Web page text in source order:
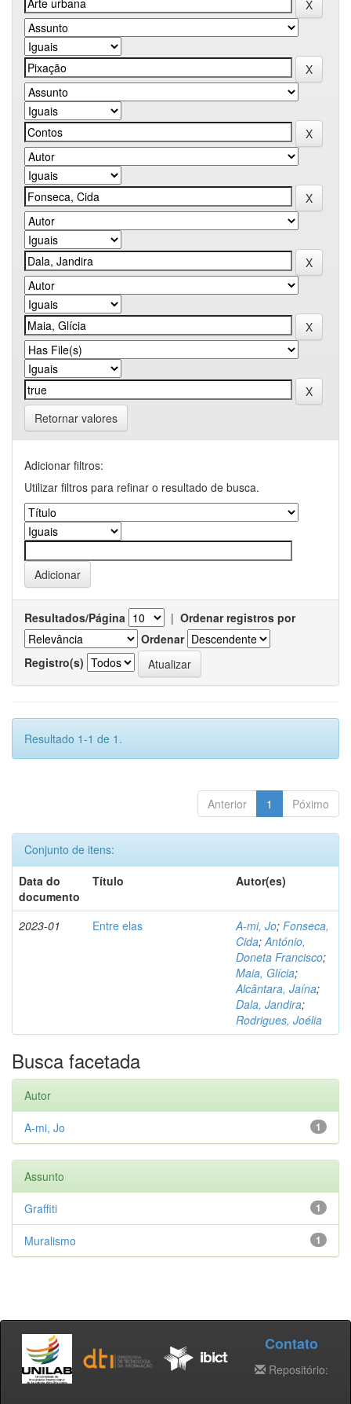
Retornar valores
Adicionar filtros:
Utilizar filtros para refinar o resultado de busca.
Resultados/Página | Ordenar registros por
Ordenar
Registro(s)
Resultado 1-1 de 1.
Anterior 1 Póximo
Conjunto de itens:
Data do
documento
Título Autor(es)
2023-01 Entre elas A-mi, Jo; Fonseca,
Cida;António,
Doneta Francisco;
Maia, Glícia;
Alcântara, Jaína;
Dala, Jandira;
Rodrigues, Joélia
Busca facetada
Autor
1
A-mi, Jo
Assunto
1
Graffiti
1
Muralismo
Contato
Repositório: